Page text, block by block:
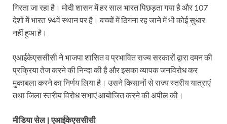
गिरता जा रहा है। मोदी शासन में हर साल भारत पिछड़ता गया है और 107
देशों में भारत 94वें स्थान पर है। बच्चों में ठिगना रह जाने में भी कोई सुधार
नहीं हुआ है।
एआईकेएससीसी ने भाजपा शासित व प्रभावित राज्य सरकारों द्वारा दमन की
प्रक्रिया तेज करने की निन्दा की है और इसका व्यापक जनविरोध कर
मुकाबला करने का निर्णय लिया है। उसने किसानों से राज्य स्तरीय यात्राएं
तथा जिला स्तरीय विरोध सभाएं आयोजित करने की अपील की।
मीडिया सेल | एआईकेएससीसी